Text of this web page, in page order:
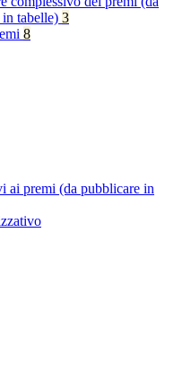
tabelle) 3
8
ai premi (da pubblicare in